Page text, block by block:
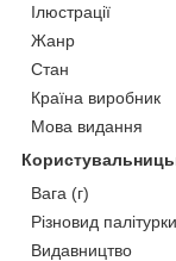
Ілюстрації
Жанр
Стан
Країна виробник
Мова видання
Вага (г)
Різновид палітурки
Видавництво